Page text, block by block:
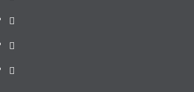
de
ultima
Administrație
locală
Actualitate
Justiție